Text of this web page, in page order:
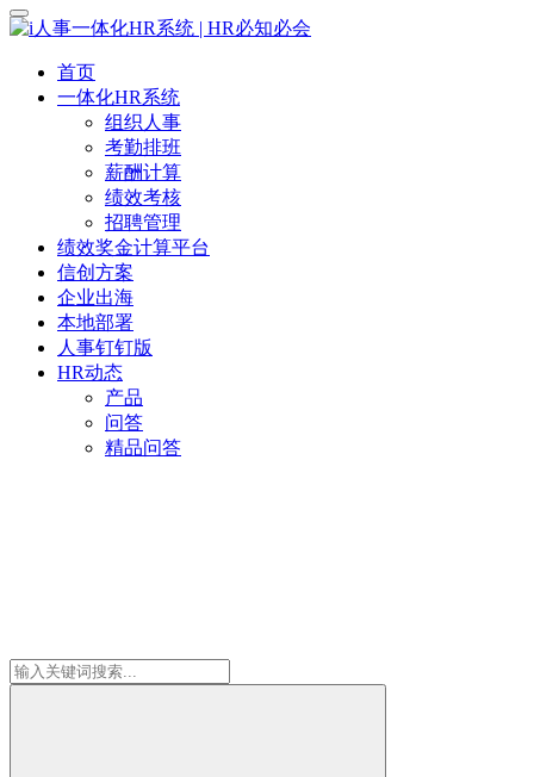
首页
一体化HR系统
组织人事
考勤排班
薪酬计算
绩效考核
招聘管理
绩效奖金计算平台
信创方案
企业出海
本地部署
人事钉钉版
HR动态
产品
问答
精品问答